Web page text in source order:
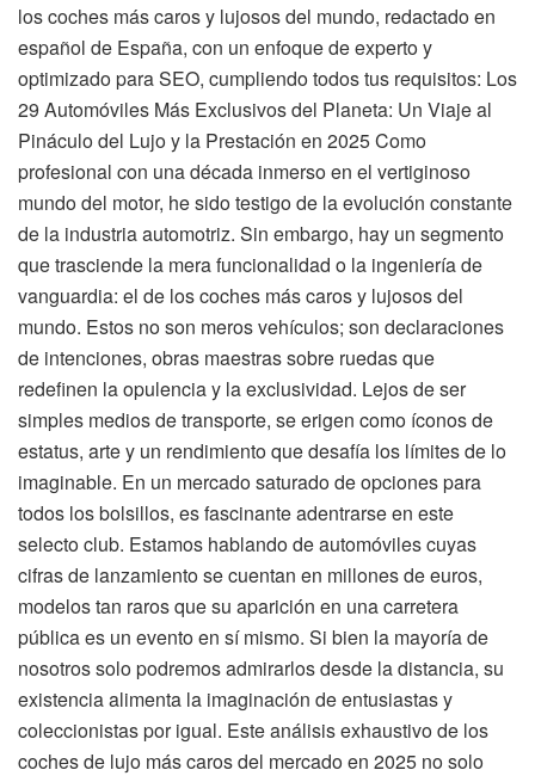
los coches más caros y lujosos del mundo, redactado en
español de España, con un enfoque de experto y
optimizado para SEO, cumpliendo todos tus requisitos: Los
29 Automóviles Más Exclusivos del Planeta: Un Viaje al
Pináculo del Lujo y la Prestación en 2025 Como
profesional con una década inmerso en el vertiginoso
mundo del motor, he sido testigo de la evolución constante
de la industria automotriz. Sin embargo, hay un segmento
que trasciende la mera funcionalidad o la ingeniería de
vanguardia: el de los coches más caros y lujosos del
mundo. Estos no son meros vehículos; son declaraciones
de intenciones, obras maestras sobre ruedas que
redefinen la opulencia y la exclusividad. Lejos de ser
simples medios de transporte, se erigen como íconos de
estatus, arte y un rendimiento que desafía los límites de lo
imaginable. En un mercado saturado de opciones para
todos los bolsillos, es fascinante adentrarse en este
selecto club. Estamos hablando de automóviles cuyas
cifras de lanzamiento se cuentan en millones de euros,
modelos tan raros que su aparición en una carretera
pública es un evento en sí mismo. Si bien la mayoría de
nosotros solo podremos admirarlos desde la distancia, su
existencia alimenta la imaginación de entusiastas y
coleccionistas por igual. Este análisis exhaustivo de los
coches de lujo más caros del mercado en 2025 no solo